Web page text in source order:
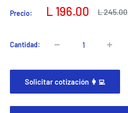
Precio:
Precio
L 196.00
Precio
L 245.00
Cantidad:
Solicitar cotización 👩‍💻